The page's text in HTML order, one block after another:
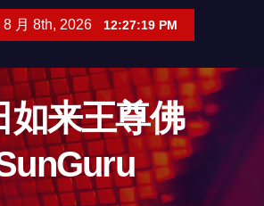
8 月 8th, 2026 12:27:20 PM
如来王尊佛